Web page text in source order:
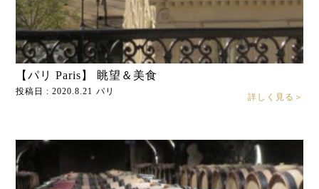
【パリ Paris】 眺望＆美食
投稿日 : 2020.8.21 パリ
詳しく見る＞